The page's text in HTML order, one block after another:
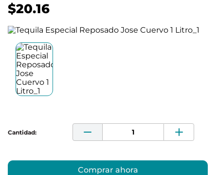
$20.16
Comprar ahora